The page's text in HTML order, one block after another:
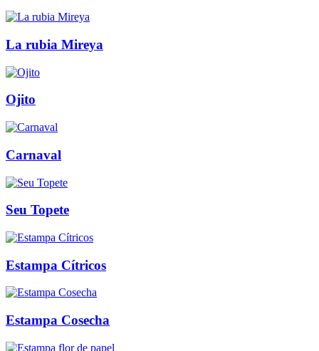
La rubia Mireya
Ojito
Carnaval
Seu Topete
Estampa Cítricos
Estampa Cosecha